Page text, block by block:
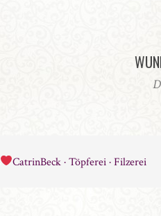
CatrinBeck · Töpferei · Filzerei